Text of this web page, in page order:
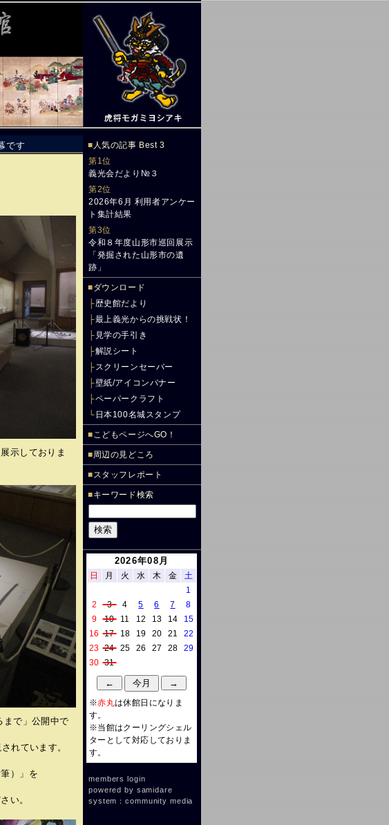
です
示しておりま
まで」公開中で
れています。
）」を
い。
■ 人気の記事 Best 3
第1位
義光会だより№３
第2位
2026年6月 利用者アンケー
ト集計結果
第3位
令和８年度山形市巡回展示
「発掘された山形市の遺
跡」
■ダウンロード
├歴史館だより
├最上義光からの挑戦状！
├ 見学の手引き
├解説シート
├スクリーンセーバー
├壁紙/アイコンバナー
├ペーパークラフト
└ 日本100名城スタンプ
■こどもページへGO！
■周辺の見どころ
■スタッフレポート
■キーワード検索
2026年08月
日 月 火 水 木 金
土
1
2
3 4 5 6 7
8
9
10 11 12 13 14
15
16
17 18 19 20 21
22
23 24 25 26 27 28
29
30 31
※赤丸は休館日になりま
す。
※当館はクーリングシェル
ターとして対応しておりま
す。
members login
powered by samidare
system：community media